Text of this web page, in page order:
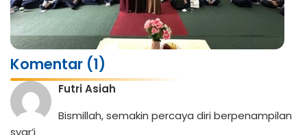
Komentar (1)
Futri Asiah
Bismillah, semakin percaya diri berpenampilan
syar’i